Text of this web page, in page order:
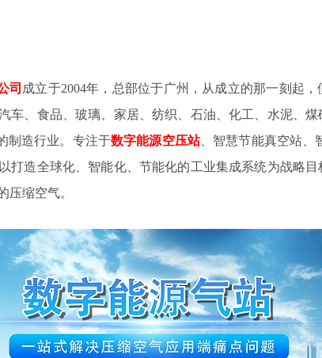
司 成立于2004年，总部位于广州，从成立的那一刻起
车、食品、玻璃、家居、纺织、石油、化工、水泥、
制造行业。专注于数字能源空压站、智慧节能真空站、
打造全球化、智能化、节能化的工业集成系统为战略
压缩空气。